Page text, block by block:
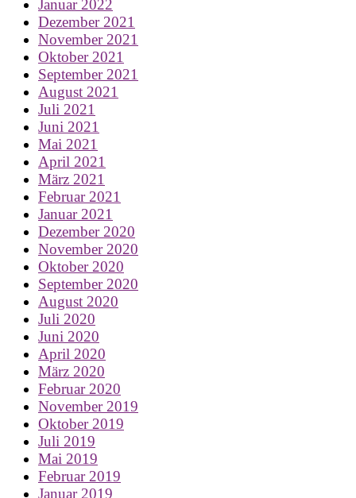
Januar 2022
Dezember 2021
November 2021
Oktober 2021
September 2021
August 2021
Juli 2021
Juni 2021
Mai 2021
April 2021
März 2021
Februar 2021
Januar 2021
Dezember 2020
November 2020
Oktober 2020
September 2020
August 2020
Juli 2020
Juni 2020
April 2020
März 2020
Februar 2020
November 2019
Oktober 2019
Juli 2019
Mai 2019
Februar 2019
Januar 2019